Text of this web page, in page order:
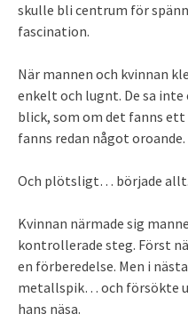
skulle bli centrum för
fascination.
När mannen och kvinnan
enkelt och lugnt. De sa
blick, som om det fanns
fanns redan något oroande.
Och plötsligt… började allt.
Kvinnan närmade sig
kontrollerade steg. Först
en förberedelse. Men i
metallspik… och försökte
hans näsa.